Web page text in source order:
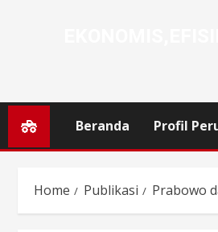
Beranda Profil
Home Publikasi Prabowo